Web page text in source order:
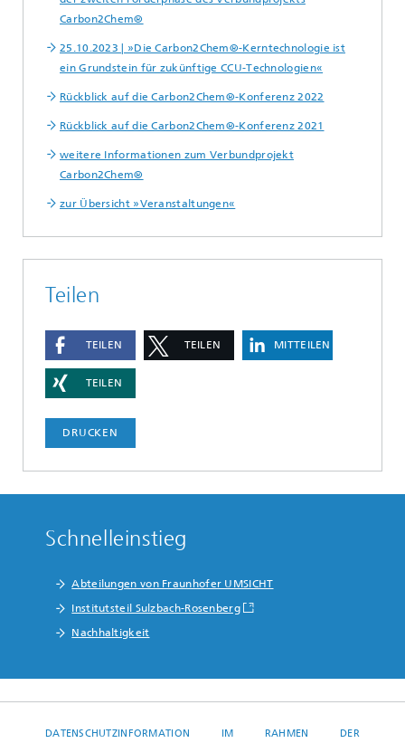
Carbon2Chem®
25.10.2023 | »Die Carbon2Chem®-Kerntechnologie ist
ein Grundstein für zukünftige CCU-Technologien«
Rückblick auf die Carbon2Chem®-Konferenz 2022
Rückblick auf die Carbon2Chem®-Konferenz 2021
weitere Informationen zum Verbundprojekt
Carbon2Chem®
zur Übersicht »Veranstaltungen«
Teilen
TEILEN TEILEN MITTEILEN
TEILEN
DRUCKEN
Schnelleinstieg
Abteilungen von Fraunhofer UMSICHT
Institutsteil Sulzbach-Rosenberg
Nachhaltigkeit
DATENSCHUTZINFORMATION IM RAHMEN DER